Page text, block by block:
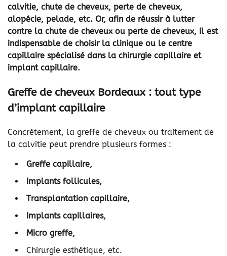
calvitie, chute de cheveux, perte de cheveux,
alopécie, pelade, etc. Or, afin de réussir à lutter
contre la chute de cheveux ou perte de cheveux, il est
indispensable de choisir la clinique ou le centre
capillaire spécialisé dans la chirurgie capillaire et
implant capillaire.
Greffe de cheveux Bordeaux : tout type
d’implant capillaire
Concrètement, la greffe de cheveux ou traitement de
la calvitie peut prendre plusieurs formes :
Greffe capillaire,
Implants follicules,
Transplantation capillaire,
Implants capillaires,
Micro greffe,
Chirurgie esthétique, etc.